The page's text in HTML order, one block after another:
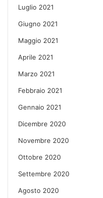
Luglio 2021
Giugno 2021
Maggio 2021
Aprile 2021
Marzo 2021
Febbraio 2021
Gennaio 2021
Dicembre 2020
Novembre 2020
Ottobre 2020
Settembre 2020
Agosto 2020